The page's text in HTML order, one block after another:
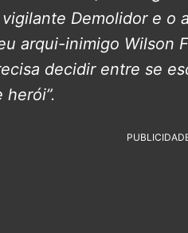
Demolidor e o
arqui-inimigo Wilson
decidir entre se